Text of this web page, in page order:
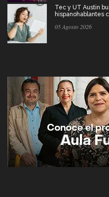
Tec y UT Austin
hispanohablantes
05 Agosto 2026